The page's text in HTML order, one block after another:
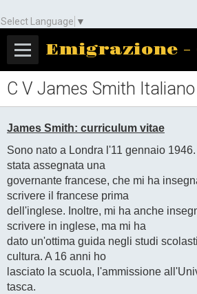
Select Language ▼
C V James Smith Italiano
James Smith: curriculum vitae
Sono nato a Londra l'11 gennaio
stata assegnata una
governante francese, che mi ha
scrivere il francese prima
dell'inglese. Inoltre, mi ha anche
scrivere in inglese, ma mi ha
dato un'ottima guida negli studi
cultura. A 16 anni ho
lasciato la scuola, l'ammissione
tasca.